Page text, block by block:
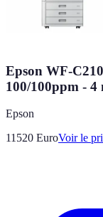
Epson WF-
100/100ppm - 4
Epson
11520 EuroVoir le